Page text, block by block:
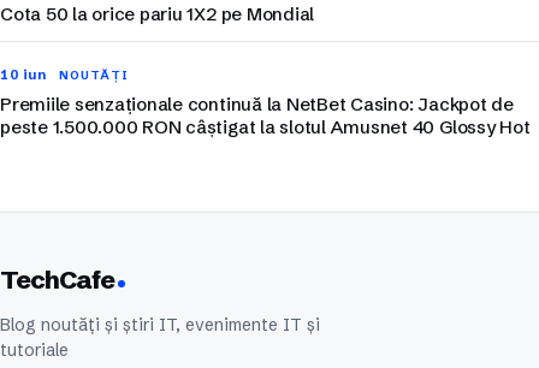
Cota 50 la orice pariu 1X2 pe Mondial
10 iun NOUTĂȚI
Premiile senzaționale continuă la NetBet Casino: Jackpot de
peste 1.500.000 RON câștigat la slotul Amusnet 40 Glossy Hot
TechCafe
Blog noutăți și știri IT, evenimente IT și
tutoriale